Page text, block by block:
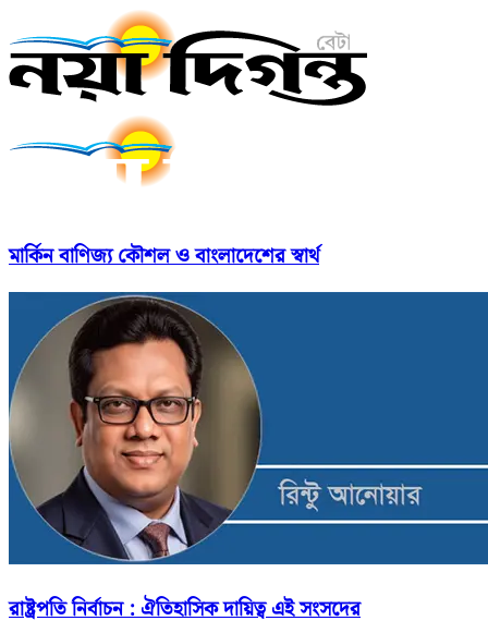
মার্কিন বাণিজ্য কৌশল ও বাংলাদেশের স্বার্থ
রাষ্ট্রপতি নির্বাচন : ঐতিহাসিক দায়িত্ব এই সংসদের